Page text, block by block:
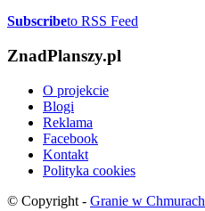
Subscribeto RSS Feed
ZnadPlanszy.pl
O projekcie
Blogi
Reklama
Facebook
Kontakt
Polityka cookies
© Copyright - Granie w Chmurach